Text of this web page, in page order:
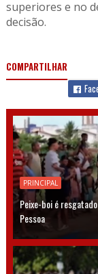
superiores e no
decisão.
COMPARTILHAR
PRINCIPAL
Peixe-boi é
Pessoa